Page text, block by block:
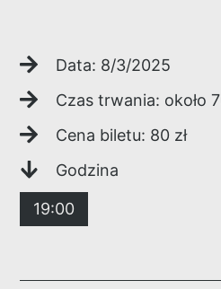
Data: 8/3/2025
Czas trwania: około
Cena biletu: 80 zł
Godzina
19:00